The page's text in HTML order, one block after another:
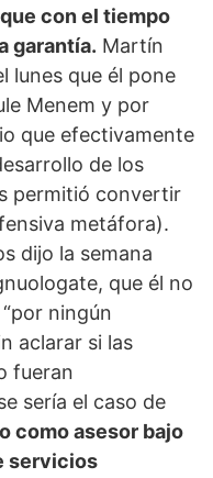
con el tiempo
garantía. Martín
lunes que él pone
Menem y por
que efectivamente
de los
permitió convertir
metáfora).
dijo la semana
que él no
ningún
aclarar si las
fueran
sería el caso de
como asesor bajo
servicios